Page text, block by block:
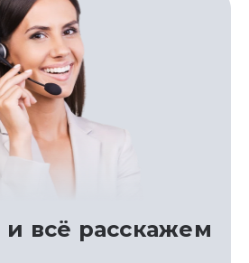
и всё расскажем